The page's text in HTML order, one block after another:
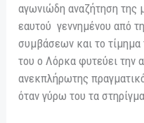
αγωνιώδη αναζήτηση της
εαυτού γεννημένου από
συμβάσεων και το
του ο Λόρκα φυτεύει την
ανεκπλήρωτης
όταν γύρω του τα